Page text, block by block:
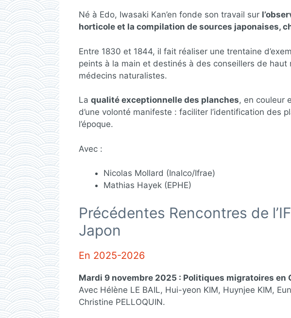
Né à Edo, Iwasaki Kan’en fonde son travail sur
horticole et la compilation de sources japonaises,
Entre 1830 et 1844, il fait réaliser une trentaine
peints à la main et destinés à des conseillers de
médecins naturalistes.
La qualité exceptionnelle des planches, en couleur
d’une volonté manifeste : faciliter l’identification des
l’époque.
Avec :
Nicolas Mollard (Inalco/Ifrae)
Mathias Hayek (EPHE)
Précédentes Rencontres de
Japon
En 2025-2026
Mardi 9 novembre 2025 : Politiques migratoires en
Avec Hélène LE BAIL, Hui-yeon KIM, Huynjee KIM,
Christine PELLOQUIN.